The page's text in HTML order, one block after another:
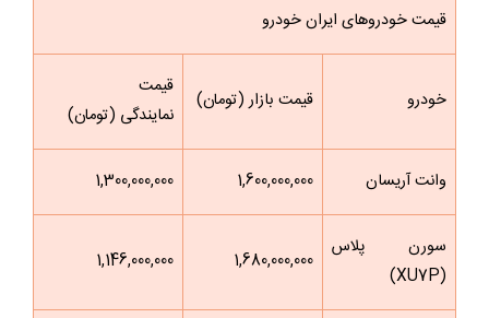
قیمت خودروهای ایران خودرو
خودرو قیمت بازار (تومان)
قیمت
نمایندگی (تومان)
وانت آریسان 1,600,000,000
1,300,000,000
سورن پلاس
(XU7P)
1,680,000,000
1,146,000,000